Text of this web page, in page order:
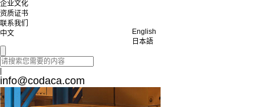
企业文化
资质证书
联系我们
中文
English
日本語
|
info@codaca.com